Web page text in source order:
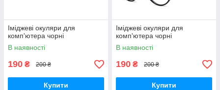
Іміджеві окуляри для
комп'ютера чорні
В наявності
190 ₴ 200 ₴
Купити
Іміджеві окуляри для
комп'ютера чорні
В наявності
190 ₴ 200 ₴
Купити